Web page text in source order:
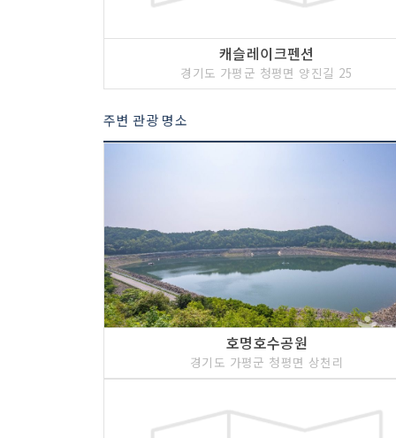
6 코스 : 어비계곡
캐슬레이크펜션
경기도 가평군 청평면 양진길 25
주변 관광 명소
호명호수공원
경기도 가평군 청평면 상천리